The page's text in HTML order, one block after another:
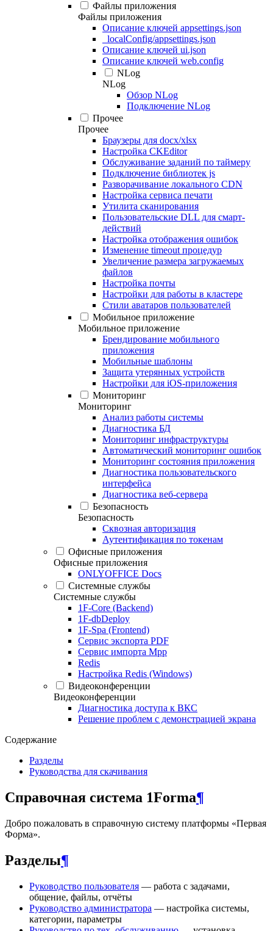
Файлы приложения
Файлы приложения
Описание ключей appsettings.json
_localConfig/appsettings.json
Описание ключей ui.json
Описание ключей web.config
NLog
NLog
Обзор NLog
Подключение NLog
Прочее
Прочее
Браузеры для docx/xlsx
Настройка CKEditor
Обслуживание заданий по таймеру
Подключение библиотек js
Разворачивание локального CDN
Настройка сервиса печати
Утилита сканирования
Пользовательские DLL для смарт-
действий
Настройка отображения ошибок
Изменение timeout процедур
Увеличение размера загружаемых
файлов
Настройка почты
Настройки для работы в кластере
Стили аватаров пользователей
Мобильное приложение
Мобильное приложение
Брендирование мобильного
приложения
Мобильные шаблоны
Защита утерянных устройств
Настройки для iOS-приложения
Мониторинг
Мониторинг
Анализ работы системы
Диагностика БД
Мониторинг инфраструктуры
Автоматический мониторинг ошибок
Мониторинг состояния приложения
Диагностика пользовательского
интерфейса
Диагностика веб-сервера
Безопасность
Безопасность
Сквозная авторизация
Аутентификация по токенам
Офисные приложения
Офисные приложения
ONLYOFFICE Docs
Системные службы
Системные службы
1F-Core (Backend)
1F-dbDeploy
1F-Spa (Frontend)
Сервис экспорта PDF
Сервис импорта Mpp
Redis
Настройка Redis (Windows)
Видеоконференции
Видеоконференции
Диагностика доступа к ВКС
Решение проблем с демонстрацией экрана
Содержание
Разделы
Руководства для скачивания
Справочная система 1Forma¶
Добро пожаловать в справочную систему платформы «Первая
Форма».
Разделы¶
Руководство пользователя — работа с задачами,
общение, файлы, отчёты
Руководство администратора — настройка системы,
категории, параметры